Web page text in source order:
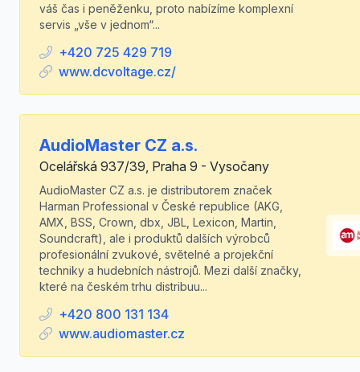
váš čas i peněženku, proto nabízíme komplexní
servis „vše v jednom“...
+420 725 429 719
www.dcvoltage.cz/
AudioMaster CZ a.s.
Ocelářská 937/39, Praha 9 - Vysočany
AudioMaster CZ a.s. je distributorem značek
Harman Professional v České republice (AKG,
AMX, BSS, Crown, dbx, JBL, Lexicon, Martin,
Soundcraft), ale i produktů dalších výrobců
profesionální zvukové, světelné a projekční
techniky a hudebních nástrojů. Mezi další značky,
které na českém trhu distribuu...
+420 800 131 134
www.audiomaster.cz